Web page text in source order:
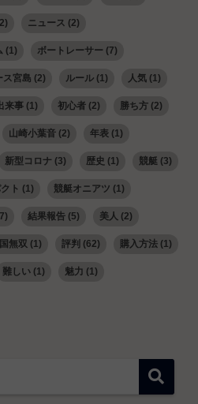
ニュース (2)
(1) ボートレーサー (7)
ス宮島 (2) ルール(1) 人気(1)
来事(1) 初心者(2) 勝ち方(2)
山崎小葉音(2) 年表(1)
新型コロナ(3) 歴史 (1) 競艇 (3)
ト (1) 競艇オニアツ (1)
結果報告(5) 美人 (2)
無双 (1) 評判 (62) 購入方法(1)
難しい(1) 魅力 (1)